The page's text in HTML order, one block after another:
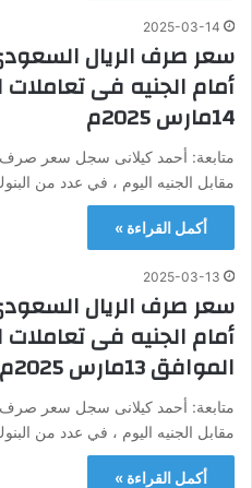
2025-03-14
سعر صرف الريال
أمام الجنيه فى
14مارس 2025م
متابعة: أحمد كيلانى سجل سعر صرف
مقابل الجنيه اليوم ، في عدد من
أكمل القراءة »
2025-03-13
سعر صرف الريال
أمام الجنيه فى
الموافق 13مارس 2025م
متابعة: أحمد كيلانى سجل سعر صرف
مقابل الجنيه اليوم ، في عدد من
أكمل القراءة »